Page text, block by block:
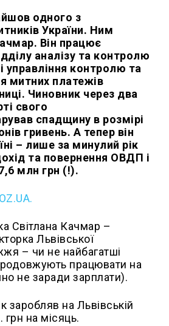
одного з
України. Ним
Він працює
аналізу та контролю
управління контролю та
митних платежів
Чиновник через два
свого
спадщину в розмірі
гривень. А тепер він
– лише за минулий рік
та повернення ОВДП і
млн грн (!).
Світлана Качмар –
Львівської
– чи не найбагатші
працювати на
не заради зарплати).
заробляв на Львівській
грн на місяць.